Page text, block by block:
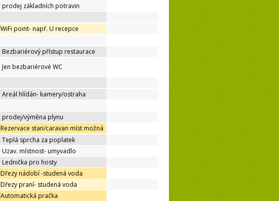
prodej základních potravin
WiFi point- např. U recepce
Bezbariérový přístup restaurace
Jen bezbariérové WC
Areál hlídán- kamery/ostraha
prodej/výměna plynu
Rezervace stan/caravan míst možná
Teplá sprcha za poplatek
Uzav. místnost- umyvadlo
Lednička pro hosty
Dřezy nádobí -studená voda
Dřezy praní- studená voda
Automatická pračka